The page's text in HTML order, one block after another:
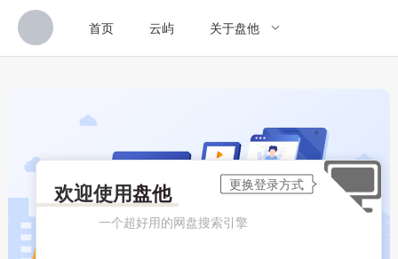
首页 云屿 关于盘他
欢迎使用盘他
一个超好用的网盘搜索引擎